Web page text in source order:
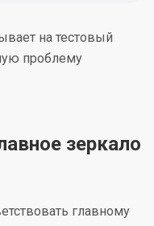
на тестовый
проблему
зеркало
главному